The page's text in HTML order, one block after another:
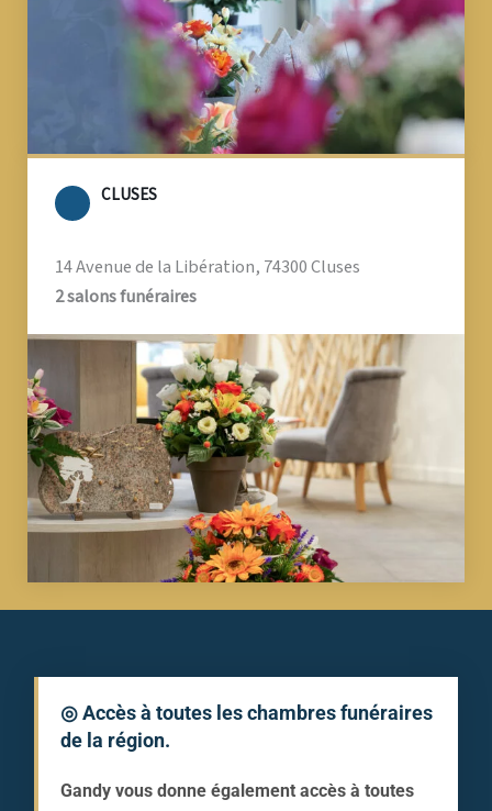
CLUSES
14 Avenue de la Libération, 74300 Cluses
2 salons funéraires
◎ Accès à toutes les chambres funéraires
de la région.
Gandy vous donne également accès à toutes